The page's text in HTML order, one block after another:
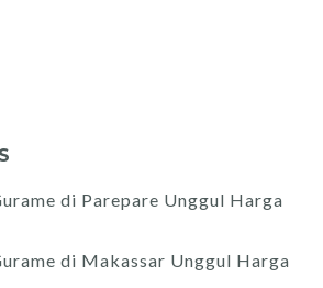
di Parepare Unggul Harga
di Makassar Unggul Harga